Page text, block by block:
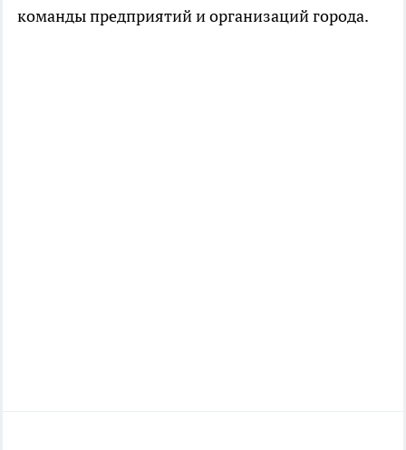
команды предприятий и организаций города.